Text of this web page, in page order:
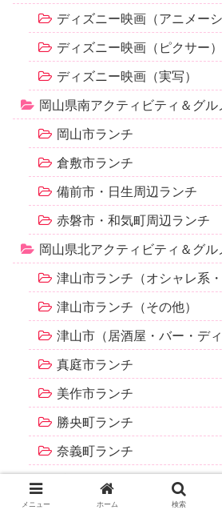
ディズニー映画（アニメーシ
ディズニー映画（ピクサー）
ディズニー映画（実写）
岡山県南アクティビティ＆グル
岡山市ランチ
倉敷市ランチ
備前市・日生周辺ランチ
赤磐市・和気町周辺ランチ
岡山県北アクティビティ＆グル
津山市ランチ（オシャレ系・
津山市ランチ（その他）
津山市（居酒屋・バー・ディ
真庭市ランチ
美作市ランチ
勝央町ランチ
奈義町ランチ
鏡野町ランチ
美咲町ランチ
メニュー ホーム 検索